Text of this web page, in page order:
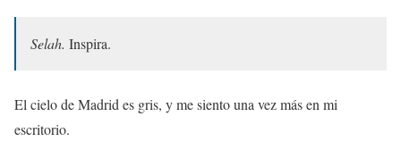
Selah. Inspira.
El cielo de Madrid es gris, y me siento una vez más en mi
escritorio.